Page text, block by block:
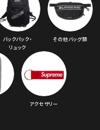
バックパック・
リュック
その他バッグ類
アクセサリー